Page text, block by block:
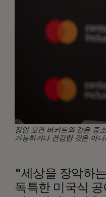
장인 모건 버커트와 같은 중
가능하거나 건강한 것은 아
"세상을 장악하
독특한 미국식